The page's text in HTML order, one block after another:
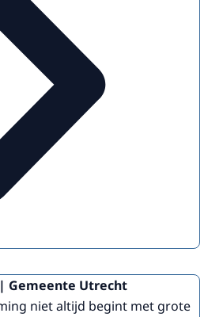
Gemeente Utrecht
niet altijd begint met grote